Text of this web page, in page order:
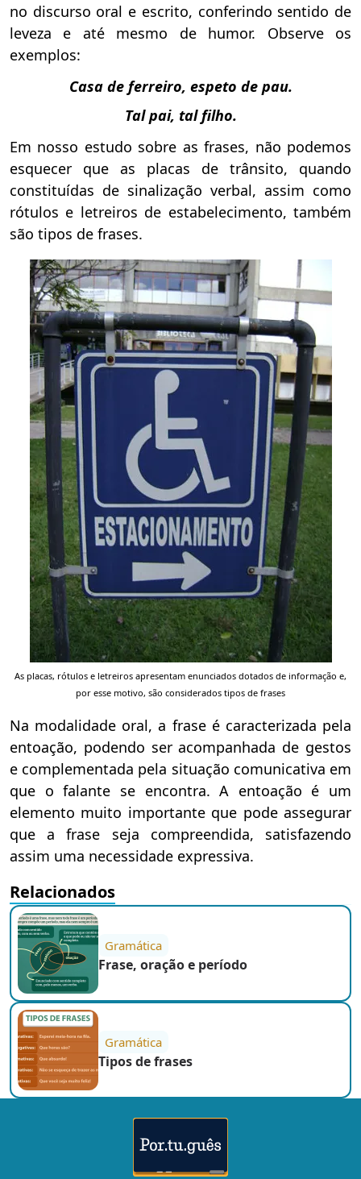
no discurso oral e escrito, conferindo sentido de
leveza e até mesmo de humor. Observe os
exemplos:
Casa de ferreiro, espeto de pau.
Tal pai, tal filho.
Em nosso estudo sobre as frases, não podemos
esquecer que as placas de trânsito, quando
constituídas de sinalização verbal, assim como
rótulos e letreiros de estabelecimento, também
são tipos de frases.
As placas, rótulos e letreiros apresentam enunciados dotados de informação e,
por esse motivo, são considerados tipos de frases
Na modalidade oral, a frase é caracterizada pela
entoação, podendo ser acompanhada de gestos
e complementada pela situação comunicativa em
que o falante se encontra. A entoação é um
elemento muito importante que pode assegurar
que a frase seja compreendida, satisfazendo
assim uma necessidade expressiva.
Relacionados
Gramática
Frase, oração e período
Gramática
Tipos de frases